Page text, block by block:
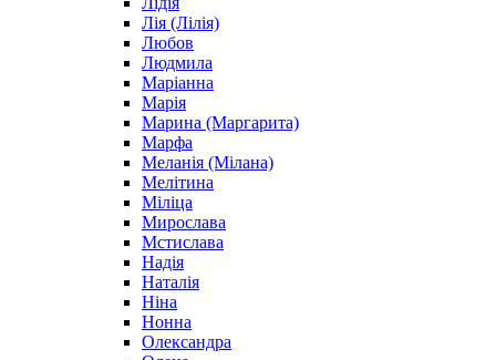
Лія (Лілія)
Любов
Людмила
Маріанна
Марія
Марина (Маргарита)
Марфа
Меланія (Мілана)
Мелітина
Міліца
Мирослава
Мстислава
Надія
Наталія
Ніна
Нонна
Олександра